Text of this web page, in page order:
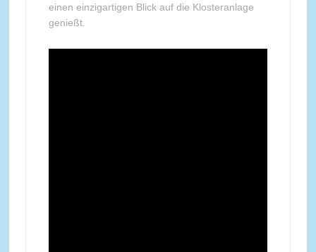
einen einzigartigen Blick auf die Klosteranlage
genießt.